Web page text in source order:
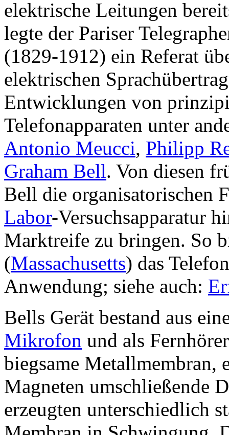
elektrische Leitungen
legte der Pariser
(1829-1912) ein Referat
elektrischen
Entwicklungen von
Telefonapparaten unter
Antonio Meucci, Philipp
Graham Bell. Von diesen
Bell die organisatorischen
Labor-Versuchsapparatur
Marktreife zu bringen. So
(Massachusetts) das
Anwendung; siehe auch:
Bells Gerät bestand aus
Mikrofon und als
biegsame Metallmembran,
Magneten umschließende
erzeugten unterschiedlich